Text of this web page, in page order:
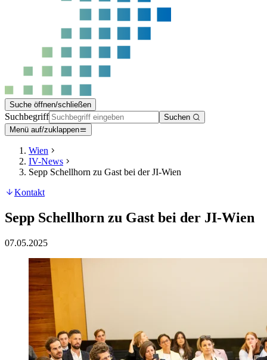
Suche öffnen/schließen
Suchbegriff
Suchen
Menü auf/zuklappen
Wien
IV-News
Sepp Schellhorn zu Gast bei der JI-Wien
Kontakt
Sepp Schellhorn zu Gast bei der JI-Wien
07.05.2025